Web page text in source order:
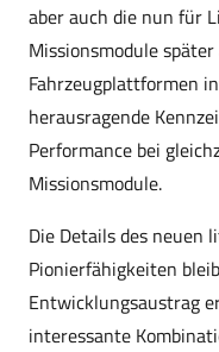
aber auch die nun für
Missionsmodule
Fahrzeugplattformen
herausragende
Performance bei
Missionsmodule.
Die Details des neuen
Pionierfähigkeiten
Entwicklungsaustrag
interessante